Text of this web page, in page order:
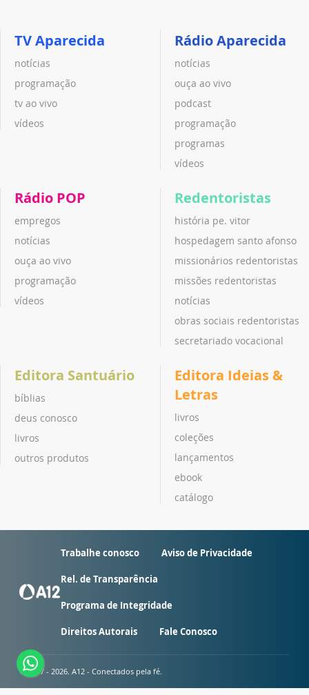
TV Aparecida
notícias
programação
tv ao vivo
vídeos
Rádio Aparecida
notícias
ouça ao vivo
podcast
programação
programas
vídeos
Rádio POP
empregos
notícias
ouça ao vivo
programação
vídeos
Redentoristas
história pe. vitor
hospedagem santo afonso
missionários redentoristas
missões redentoristas
notícias
obras sociais redentoristas
secretariado vocacional
Editora Santuário
bíblias
deus conosco
livros
outros produtos
Editora Ideias &
Letras
livros
coleções
lançamentos
ebook
catálogo
Trabalhe conosco Aviso de Privacidade
Rel. de Transparência
Programa de Integridade
Direitos Autorais Fale Conosco
© 2007 - 2026. A12 - Conectados pela fé.